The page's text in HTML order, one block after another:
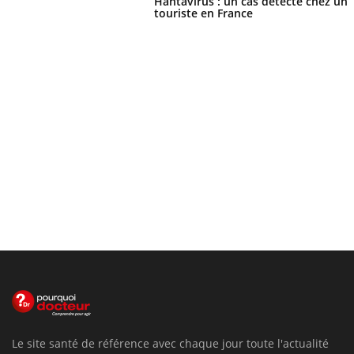
touriste en France
Le site santé de référence avec chaque jour toute l'actualité